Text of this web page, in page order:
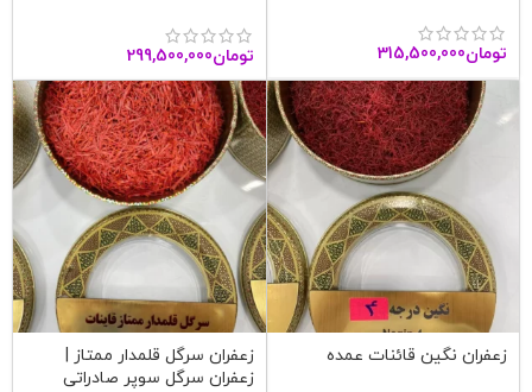
تومان315,500,000 تومان299,500,000
زعفران نگین قائنات عمده
زعفران سرگل قلمدار ممتاز |
زعفران سرگل سوپر صادراتی